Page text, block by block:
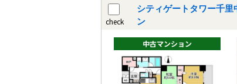
check
シティゲートタワー千里
ン
中古マンション